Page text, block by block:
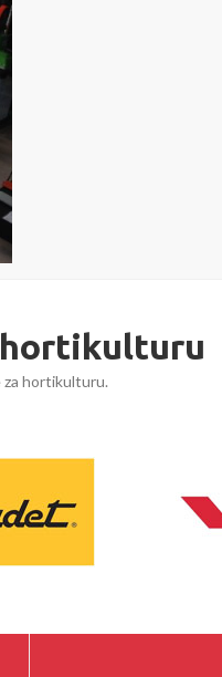
hortikulturu
za hortikulturu.